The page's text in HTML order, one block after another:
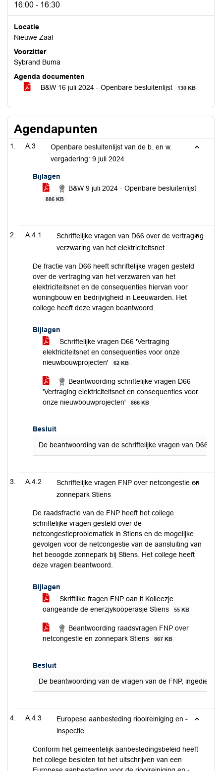
16:00 - 16:30
Locatie
Nieuwe Zaal
Voorzitter
Sybrand Buma
Agenda documenten
B&W 16 juli 2024 - Openbare besluitenlijst
130 KB
Agendapunten
A.3
Openbare besluitenlijst van de b. en w.
vergadering: 9 juli 2024
Bijlagen
B&W 9 juli 2024 - Openbare besluitenlijst
886 KB
A.4.1
Schriftelijke vragen van D66 over de vertraging
verzwaring van het elektriciteitsnet
De fractie van D66 heeft schriftelijke vragen gesteld
over de vertraging van het verzwaren van het
elektriciteitsnet en de consequenties hiervan voor
woningbouw en bedrijvigheid in Leeuwarden. Het
college heeft deze vragen beantwoord.
Bijlagen
Schriftelijke vragen D66 'Vertraging
elektriciteitsnet en consequenties voor onze
nieuwbouwprojecten'
62 KB
Beantwoording schriftelijke vragen D66
'Vertraging elektriciteitsnet en consequenties voor
onze nieuwbouwprojecten'
866 KB
Besluit
De beantwoording van de schriftelijke vragen van D66,
A.4.2
Schriftelijke vragen FNP over netcongestie en
zonnepark Stiens
De raadsfractie van de FNP heeft het college
schriftelijke vragen gesteld over de
netcongestieproblematiek in Stiens en de mogelijke
gevolgen voor de netcongestie van de aansluiting van
het beoogde zonnepark bij Stiens. Het college heeft
deze vragen beantwoord.
Bijlagen
Skriftlike fragen FNP oan it Kolleezje
oangeande de enerzjykoöperasje Stiens
55 KB
Beantwoording raadsvragen FNP over
netcongestie en zonnepark Stiens
867 KB
Besluit
De beantwoording van de vragen van de FNP,
A.4.3
Europese aanbesteding rioolreiniging en -
inspectie
Conform het gemeentelijk aanbestedingsbeleid heeft
het college besloten tot het uitschrijven van een